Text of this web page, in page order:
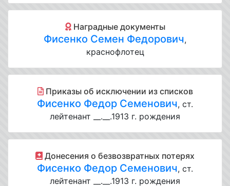
Наградные документы
Фисенко Семен Федорович,
краснофлотец
Приказы об исключении из списков
Фисенко Федор Семенович, ст.
лейтенант __.__.1913 г. рождения
Донесения о безвозвратных потерях
Фисенко Федор Семенович, ст.
лейтенант __.__.1913 г. рождения